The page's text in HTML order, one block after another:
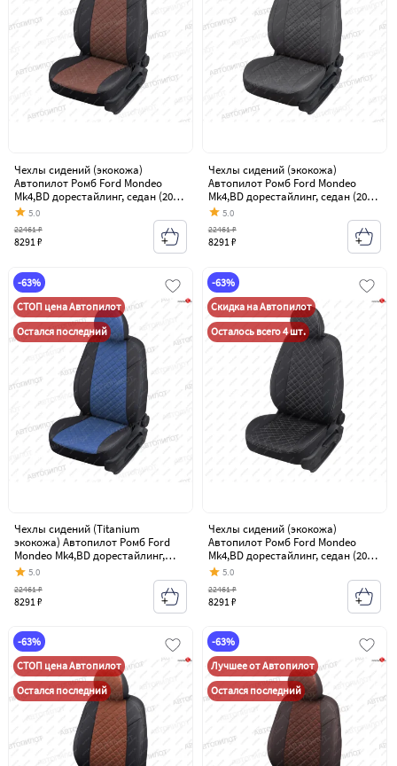
Чехлы сидений (экокожа)
Автопилот Ромб Ford Mondeo
Mk4,BD дорестайлинг, седан (2007-
2010)
5.0
8291 ₽
22461 ₽
Чехлы сидений (экокожа)
Автопилот Ромб Ford Mondeo
Mk4,BD дорестайлинг, седан (2007-
2010)
5.0
8291 ₽
22461 ₽
-63%
СТОП цена Автопилот
Остался последний
Чехлы сидений (Titanium
экокожа) Автопилот Ромб Ford
Mondeo Mk4,BD дорестайлинг,
седан (2007-2010)
5.0
8291 ₽
22461 ₽
-63%
Скидка на Автопилот
Осталось всего 4 шт.
Чехлы сидений (экокожа)
Автопилот Ромб Ford Mondeo
Mk4,BD дорестайлинг, седан (2007-
2010)
5.0
8291 ₽
22461 ₽
-63%
СТОП цена Автопилот
Остался последний
-63%
Лучшее от Автопилот
Остался последний